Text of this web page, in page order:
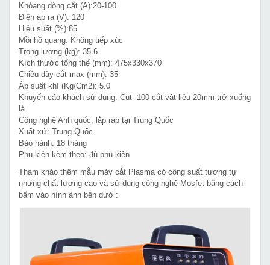
Khỏang dòng cắt (A):20-100
Điện áp ra (V): 120
Hiệu suất (%):85
Mồi hồ quang: Không tiếp xúc
Trọng lượng (kg): 35.6
Kích thước tổng thể (mm): 475x330x370
Chiều dày cắt max (mm): 35
Áp suất khí (Kg/Cm2): 5.0
Khuyến cáo khách sử dụng: Cut -100 cắt vật liệu 20mm trở xuống
là
Công nghệ Anh quốc, lắp ráp tại Trung Quốc
Xuất xứ: Trung Quốc
Bảo hành: 18 tháng
Phụ kiện kèm theo: đủ phụ kiện
Tham khảo thêm mẫu máy cắt Plasma có công suất tương tự
nhưng chất lượng cao và sử dụng công nghệ Mosfet bằng cách
bấm vào hình ảnh bên dưới: